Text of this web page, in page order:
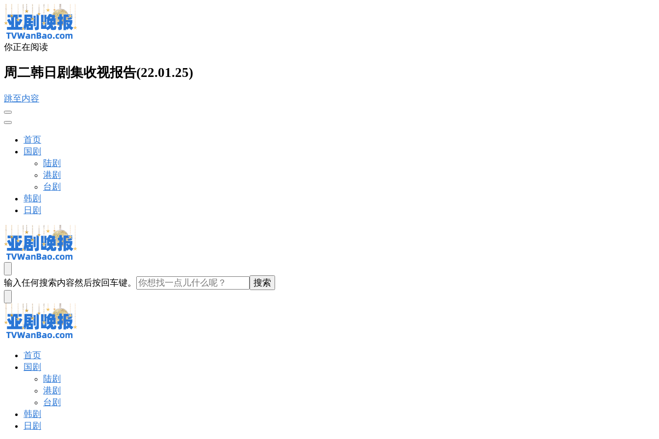
你正在阅读
周二韩日剧集收视报告(22.01.25)
跳至内容
首页
国剧
陆剧
港剧
台剧
韩剧
日剧
亚剧晚报
戏里戏外看亚洲
找
什
么
东
西
吗?
输入任何搜索内容然后按回车键。
亚剧晚报
戏里戏外看亚洲
首页
国剧
陆剧
港剧
台剧
韩剧
日剧